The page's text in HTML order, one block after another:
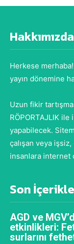
Hakkımızda
Herkese
yayın dönemine
Uzun fikir
RÖPORTAJLIK
yapabilecek.
çalışan veya
insanlara internet
Son
AGD ve
etkinlikleri:
surlarını